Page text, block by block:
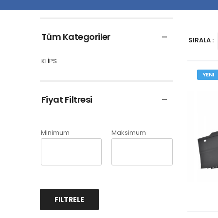
Tüm Kategoriler
KLİPS
Fiyat Filtresi
Minimum Maksimum
FILTRELE
SIRALA :
YENI